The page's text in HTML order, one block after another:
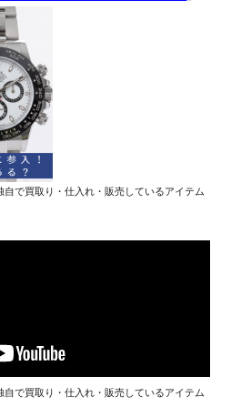
で買取り・仕入れ・販売しているアイテム
で買取り・仕入れ・販売しているアイテム